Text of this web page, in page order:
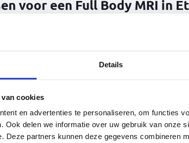
Details
cookies
en advertenties te personaliseren, om functies
Ook delen we informatie over uw gebruik van onze
Deze partners kunnen deze gegevens combineren
voor een Full Body MRI in
met ‘afwachten’. Omdat ze willen weten hoe
uit. Bijvoorbeeld met een body
scan als je ook je hersengezondheid wilt